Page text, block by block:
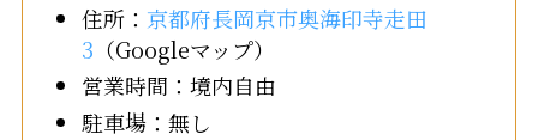
住所： 京都府長岡京市奥海印寺走田
3 （Googleマップ）
営業時間：境内自由
駐車場：無し